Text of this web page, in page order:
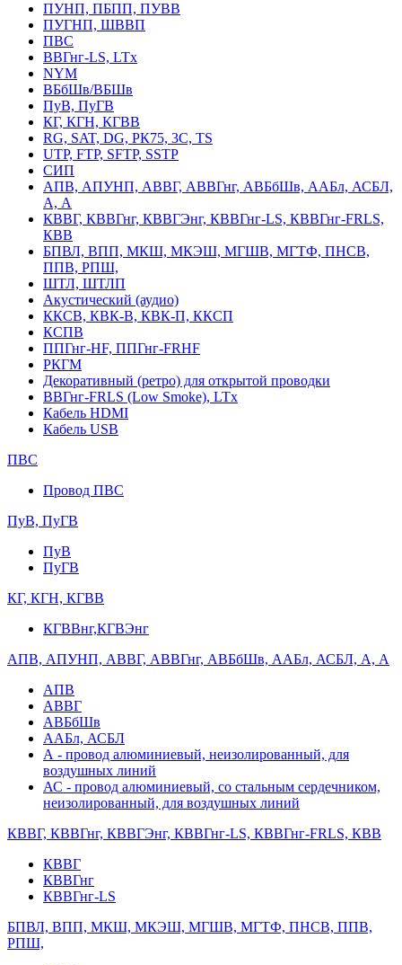
ПУНП, ПБПП, ПУВВ
ПУГНП, ШВВП
ПВС
ВВГнг-LS, LTx
NYM
ВБбШв/ВБШв
ПуВ, ПуГВ
КГ, КГН, КГВВ
RG, SAT, DG, РК75, 3С, TS
UTP, FTP, SFTP, SSTP
СИП
АПВ, АПУНП, АВВГ, АВВГнг, АВБбШв, ААБл, АСБЛ,
А, А
КВВГ, КВВГнг, КВВГЭнг, КВВГнг-LS, КВВГнг-FRLS,
КВВ
БПВЛ, ВПП, МКШ, МКЭШ, МГШВ, МГТФ, ПНСВ,
ППВ, РПШ,
ШТЛ, ШТЛП
Акустический (аудио)
ККСВ, КВК-В, КВК-П, ККСП
КСПВ
ППГнг-HF, ППГнг-FRHF
РКГМ
Декоративный (ретро) для открытой проводки
ВВГнг-FRLS (Low Smoke), LTx
Кабель HDMI
Кабель USB
ПВС
Провод ПВС
ПуВ, ПуГВ
ПуВ
ПуГВ
КГ, КГН, КГВВ
КГВВнг,КГВЭнг
АПВ, АПУНП, АВВГ, АВВГнг, АВБбШв, ААБл, АСБЛ, А, А
АПВ
АВВГ
АВБбШв
ААБл, АСБЛ
А - провод алюминиевый, неизолированный, для
воздушных линий
АС - провод алюминиевый, со стальным сердечником,
неизолированный, для воздушных линий
КВВГ, КВВГнг, КВВГЭнг, КВВГнг-LS, КВВГнг-FRLS, КВВ
КВВГ
КВВГнг
КВВГнг-LS
БПВЛ, ВПП, МКШ, МКЭШ, МГШВ, МГТФ, ПНСВ, ППВ,
РПШ,